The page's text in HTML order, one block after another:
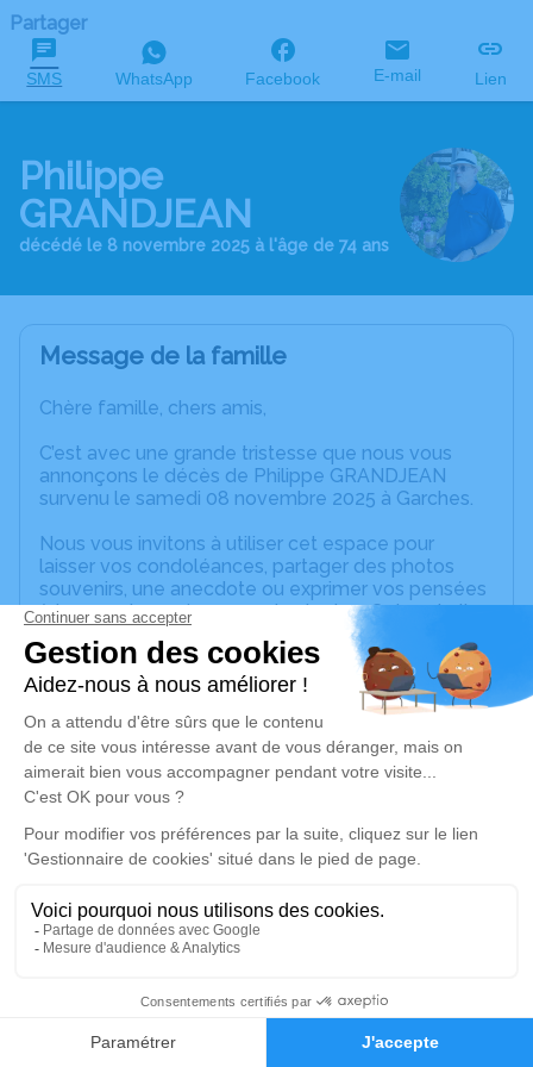
Faire-part Hommages
Partager
SMS WhatsApp Facebook E-mail Lien
Philippe
GRANDJEAN
décédé le 8 novembre 2025 à l'âge de 74 ans
Message de la famille
Chère famille, chers amis,
C’est avec une grande tristesse que nous vous
annonçons le décès de Philippe GRANDJEAN
survenu le samedi 08 novembre 2025 à Garches.
Nous vous invitons à utiliser cet espace pour
laisser vos condoléances, partager des photos
souvenirs, une anecdote ou exprimer vos pensées
à travers des poèmes ou des textes. Cet endroit
est un lieu d'expression dédié à honorer la
mémoire de Philippe GRANDJEAN.
Un service de plantation d’arbre hommage est
disponible ici.
Cérémonie religieuse
Chapelle Sainte Geneviève de Bois d'Arcy
Rue Pasteur
Je rends hommage